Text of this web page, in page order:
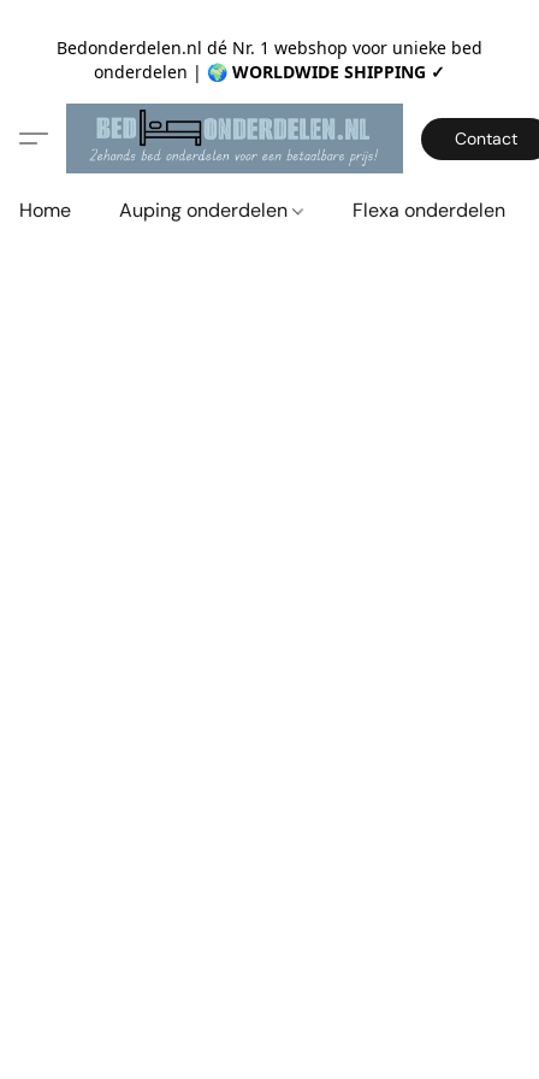
Bedonderdelen.nl dé Nr. 1 webshop voor unieke bed
onderdelen | 🌍 WORLDWIDE SHIPPING ✓
Contact
Home Auping onderdelen Flexa onderdelen